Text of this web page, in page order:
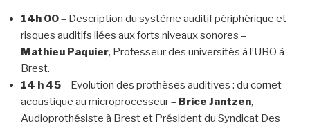
14h 00– Description du système auditif périphérique et
risques auditifs liées aux forts niveaux sonores –
Mathieu Paquier, Professeur des universités à l’UBO à
Brest.
14 h 45– Evolution des prothèses auditives : du cornet
acoustique au microprocesseur – Brice Jantzen,
Audioprothésiste à Brest et Président du Syndicat Des